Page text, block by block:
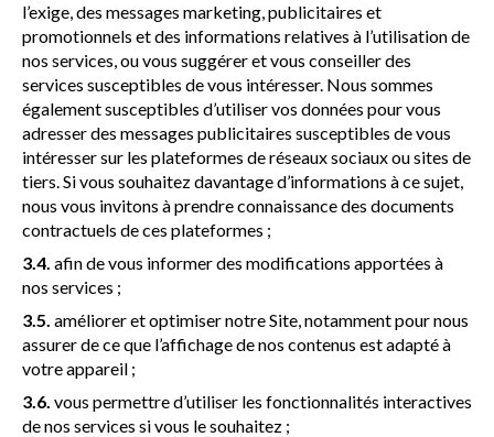
l’exige, des messages marketing, publicitaires et
promotionnels et des informations relatives à l’utilisation de
nos services, ou vous suggérer et vous conseiller des
services susceptibles de vous intéresser. Nous sommes
également susceptibles d’utiliser vos données pour vous
adresser des messages publicitaires susceptibles de vous
intéresser sur les plateformes de réseaux sociaux ou sites de
tiers. Si vous souhaitez davantage d’informations à ce sujet,
nous vous invitons à prendre connaissance des documents
contractuels de ces plateformes ;
3.4. afin de vous informer des modifications apportées à
nos services ;
3.5. améliorer et optimiser notre Site, notamment pour nous
assurer de ce que l’affichage de nos contenus est adapté à
votre appareil ;
3.6. vous permettre d’utiliser les fonctionnalités interactives
de nos services si vous le souhaitez ;